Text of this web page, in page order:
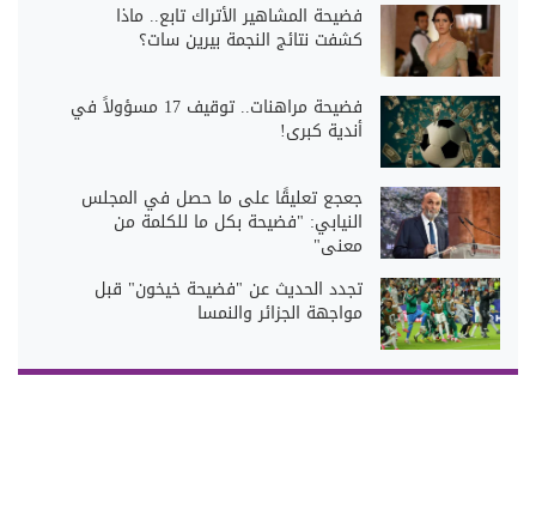
فضيحة المشاهير الأتراك تابع.. ماذا
كشفت نتائج النجمة بيرين سات؟
فضيحة مراهنات.. توقيف 17 مسؤولاً في
أندية كبرى!
جعجع تعليقًا على ما حصل في المجلس
النيابي: "فضيحة بكل ما للكلمة من
معنى"
تجدد الحديث عن "فضيحة خيخون" قبل
مواجهة الجزائر والنمسا